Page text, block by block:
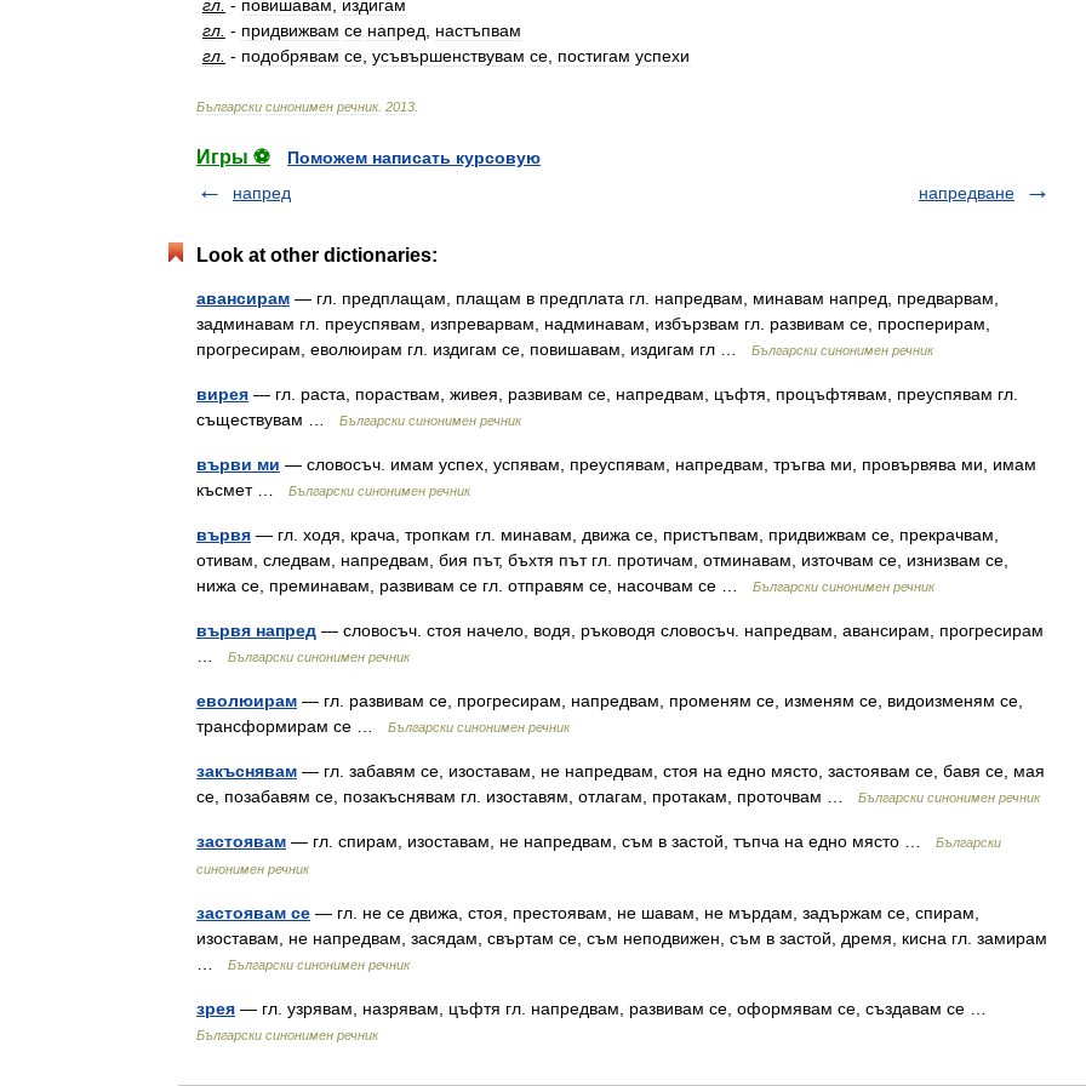
гл - повишавам
издигам
гл - придвижвам се напред
настъпвам
гл - подобрявам се усъвършенствувам се постигам успехи
Български синонимен речник. 2013
Игры ⚽
Поможем написать курсовую
напред
напредване
Look at other dictionaries:
авансирам — гл. предплащам, плащам в предплата гл. напредвам, минавам напред, предварвам,
задминавам гл. преуспявам, изпреварвам, надминавам, избързвам гл. развивам се, просперирам,
прогресирам, еволюирам гл. издигам се, повишавам, издигам гл …
Български синонимен речник
вирея — гл. раста, пораствам, живея, развивам се, напредвам, цъфтя, процъфтявам, преуспявам гл.
съществувам …
Български синонимен речник
върви ми — словосъч. имам успех, успявам, преуспявам, напредвам, тръгва ми, провървява ми, имам
късмет …
Български синонимен речник
вървя — гл. ходя, крача, тропкам гл. минавам, движа се, пристъпвам, придвижвам се, прекрачвам,
отивам, следвам, напредвам, бия път, бъхтя път гл. протичам, отминавам, източвам се, изнизвам се,
нижа се, преминавам, развивам се гл. отправям се, насочвам се …
Български синонимен речник
вървя напред — словосъч. стоя начело, водя, ръководя словосъч. напредвам, авансирам, прогресирам
Български синонимен речник
еволюирам — гл. развивам се, прогресирам, напредвам, променям се, изменям се, видоизменям се,
трансформирам се …
Български синонимен речник
закъснявам — гл. забавям се, изоставам, не напредвам, стоя на едно място, застоявам се, бавя се, мая
се, позабавям се, позакъснявам гл. изоставям, отлагам, протакам, проточвам …
Български синонимен речник
застоявам — гл. спирам, изоставам, не напредвам, съм в застой, тъпча на едно място …
Български
синонимен речник
застоявам се — гл. не се движа, стоя, престоявам, не шавам, не мърдам, задържам се, спирам,
изоставам, не напредвам, засядам, свъртам се, съм неподвижен, съм в застой, дремя, кисна гл. замирам
Български синонимен речник
зрея — гл. узрявам, назрявам, цъфтя гл. напредвам, развивам се, оформявам се, създавам се …
Български синонимен речник